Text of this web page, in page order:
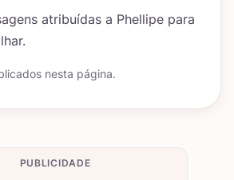
atribuídas a Phellipe para
nesta página.
PUBLICIDADE